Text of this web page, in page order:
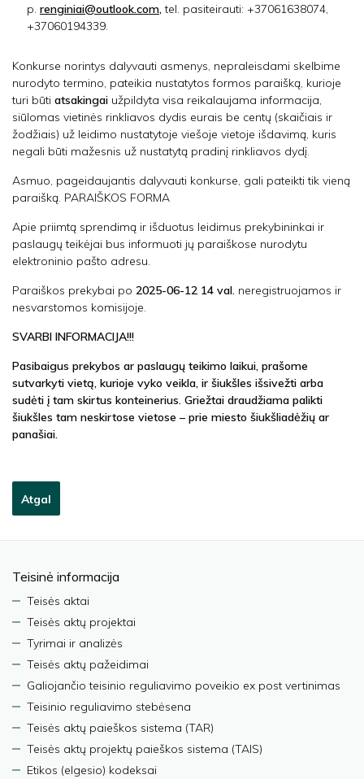
p. renginiai@outlook.com,tel. pasiteirauti: +37061638074,
+37060194339.
Konkurse norintys dalyvauti asmenys, nepraleisdami skelbime
nurodyto termino, pateikia nustatytos formos paraišką, kurioje
turi būti atsakingai užpildyta visa reikalaujama informacija,
siūlomas vietinės rinkliavos dydis eurais be centų (skaičiais ir
žodžiais) už leidimo nustatytoje viešoje vietoje išdavimą, kuris
negali būti mažesnis už nustatytą pradinį rinkliavos dydį.
Asmuo, pageidaujantis dalyvauti konkurse, gali pateikti tik vieną
paraišką. PARAIŠKOS FORMA
Apie priimtą sprendimą ir išduotus leidimus prekybininkai ir
paslaugų teikėjai bus informuoti jų paraiškose nurodytu
elektroninio pašto adresu.
Paraiškos prekybai po 2025-06-12 14 val. neregistruojamos ir
nesvarstomos komisijoje.
SVARBI INFORMACIJA!!!
Pasibaigus prekybos ar paslaugų teikimo laikui, prašome
sutvarkyti vietą, kurioje vyko veikla, ir šiukšles išsivežti arba
sudėti į tam skirtus konteinerius. Griežtai draudžiama palikti
šiukšles tam neskirtose vietose – prie miesto šiukšliadėžių ar
panašiai.
Atgal
Teisinė informacija
Teisės aktai
Teisės aktų projektai
Tyrimai ir analizės
Teisės aktų pažeidimai
Galiojančio teisinio reguliavimo poveikio ex post vertinimas
Teisinio reguliavimo stebėsena
Teisės aktų paieškos sistema (TAR)
Teisės aktų projektų paieškos sistema (TAIS)
Etikos (elgesio) kodeksai